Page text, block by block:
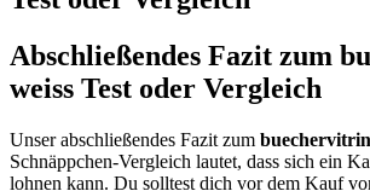
Abschließendes Fazit zum
weiss Test oder Vergleich
Unser abschließendes Fazit zum
Schnäppchen-Vergleich lautet, dass sich ein
lohnen kann. Du solltest dich vor dem Kauf